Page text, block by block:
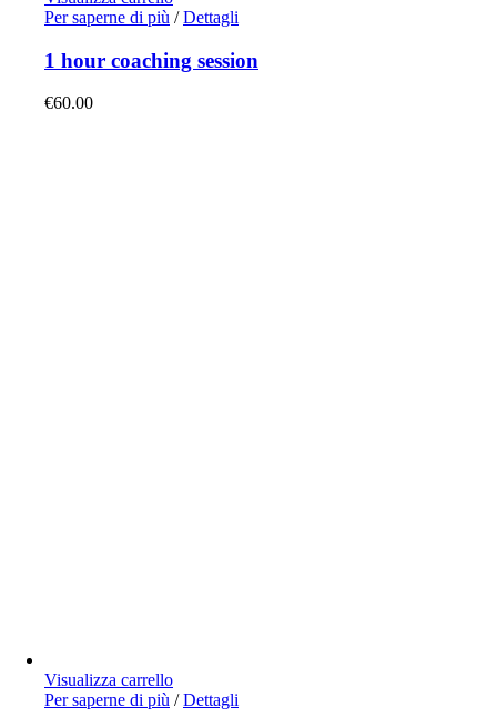
Per saperne di più / Dettagli
1 hour coaching session
€60.00
Visualizza carrello
Per saperne di più / Dettagli